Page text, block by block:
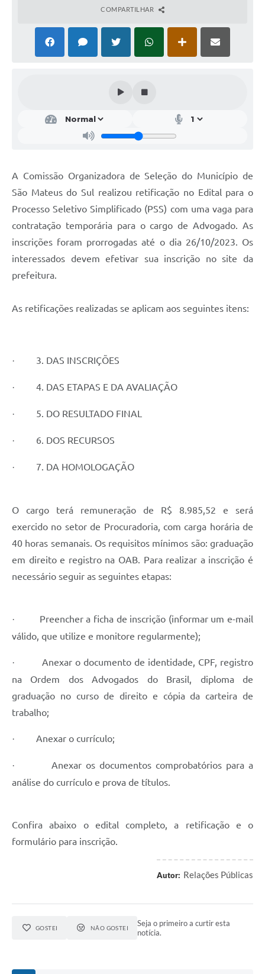
PSS Unificado 2025
INOVA_SÃO MATEUS DO SUL
Previdência Complementar
Cadastro para Castração
Feriados Municipais
Plantão das Funerárias
Serviço de Informação ao Cidadão
Projetos
Legislação
Agenda
Notícias
COMPARTILHAR
A Comissão Organizadora de Seleção do Município de
São Mateus do Sul realizou retificação no Edital para o
Processo Seletivo Simplificado (PSS) com uma vaga para
contratação temporária para o cargo de Advogado. As
inscrições foram prorrogadas até o dia 26/10/2023. Os
interessados devem efetivar sua inscrição no site da
prefeitura.
As retificações realizadas se aplicam aos seguintes itens:
· 3. DAS INSCRIÇÕES
· 4. DAS ETAPAS E DA AVALIAÇÃO
· 5. DO RESULTADO FINAL
· 6. DOS RECURSOS
· 7. DA HOMOLOGAÇÃO
O cargo terá remuneração de R$ 8.985,52 e será
exercido no setor de Procuradoria, com carga horária de
40 horas semanais. Os requisitos mínimos são: graduação
em direito e registro na OAB. Para realizar a inscrição é
necessário seguir as seguintes etapas:
·
Preencher a ficha de inscrição (informar um e-mail
válido, que utilize e monitore regularmente);
·
Anexar o documento de identidade, CPF, registro
na Ordem dos Advogados do Brasil, diploma de
graduação no curso de direito e cópia da carteira de
trabalho;
· Anexar o currículo;
·
Anexar os documentos comprobatórios para a
análise do currículo e prova de títulos.
Confira abaixo o edital completo, a retificação e o
formulário para inscrição.
Autor: Relações Públicas
GOSTEI NÃO GOSTEI
Seja o primeiro a curtir esta
notícia.